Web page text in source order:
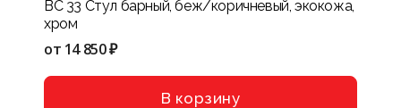
BC 33 Стул барный, беж/коричневый, экокожа,
хром
от 14 850 ₽
В корзину